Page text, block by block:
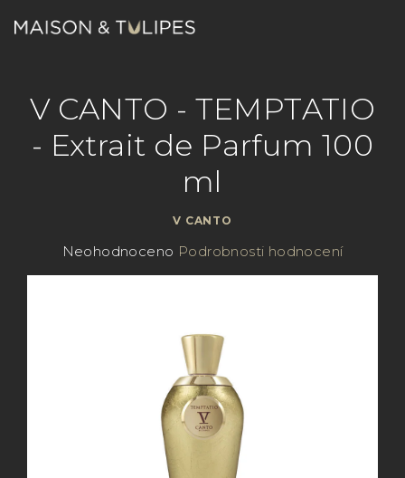
na
košík
V CANTO - TEMPTATIO
- Extrait de Parfum 100
ml
V CANTO
Průměrné
Neohodnoceno Podrobnosti hodnocení